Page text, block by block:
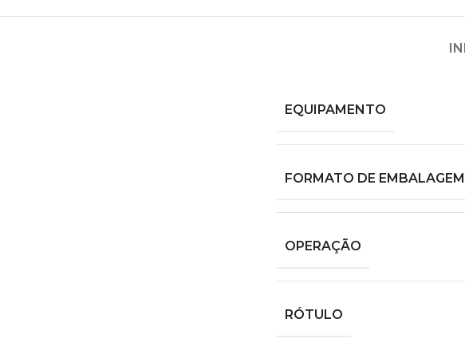
EQUIPAMENTO
FORMATO DE EMBALAGEM
OPERAÇÃO
RÓTULO